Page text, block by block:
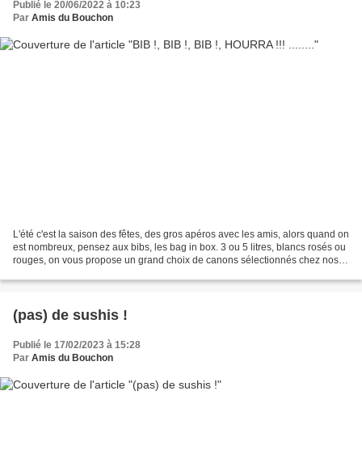
Publié le 20/06/2022 à 10:23
Par Amis du Bouchon
L'été c'est la saison des fêtes, des gros apéros avec les amis, alors quand on
est nombreux, pensez aux bibs, les bag in box. 3 ou 5 litres, blancs rosés ou
rouges, on vous propose un grand choix de canons sélectionnés chez nos
(pas) de sushis !
Publié le 17/02/2023 à 15:28
Par Amis du Bouchon